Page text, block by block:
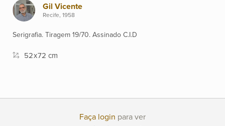
Leilões
Qualificações
Gil Vicente
Recife, 1958
Serigrafia. Tiragem 19/70. Assinado C.I.D
52x72 cm
Faça login para ver